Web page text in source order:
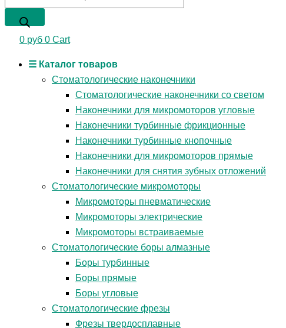
0 руб 0 Cart
☰ Каталог товаров
Стоматологические наконечники
Стоматологические наконечники со светом
Наконечники для микромоторов угловые
Наконечники турбинные фрикционные
Наконечники турбинные кнопочные
Наконечники для микромоторов прямые
Наконечники для снятия зубных отложений
Стоматологические микромоторы
Микромоторы пневматические
Микромоторы электрические
Микромоторы встраиваемые
Стоматологические боры алмазные
Боры турбинные
Боры прямые
Боры угловые
Стоматологические фрезы
Фрезы твердосплавные